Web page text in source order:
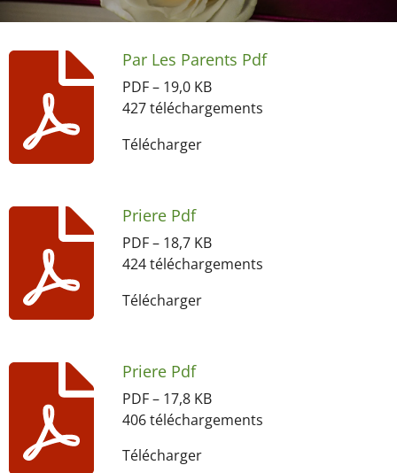
Par Les Parents Pdf
PDF – 19,0 KB
427 téléchargements
Télécharger
Priere Pdf
PDF – 18,7 KB
424 téléchargements
Télécharger
Priere Pdf
PDF – 17,8 KB
406 téléchargements
Télécharger